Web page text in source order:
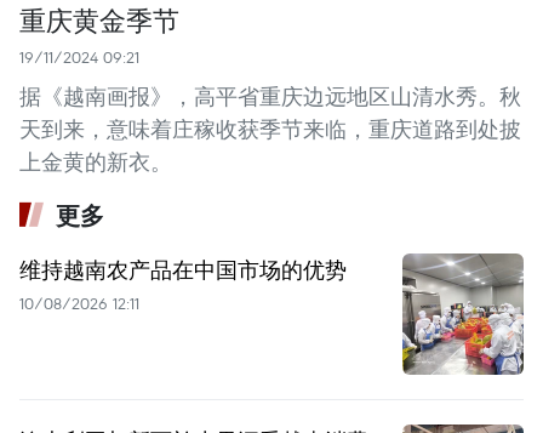
重庆黄金季节
19/11/2024 09:21
据《越南画报》，高平省重庆边远地区山清水秀。秋
天到来，意味着庄稼收获季节来临，重庆道路到处披
上金黄的新衣。
更多
维持越南农产品在中国市场的优势
10/08/2026 12:11